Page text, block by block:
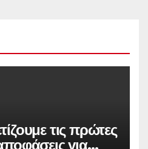
τις πρώτες
για